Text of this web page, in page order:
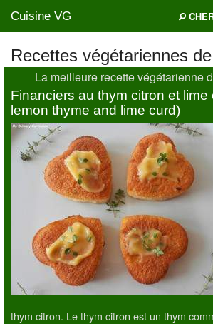
Cuisine VG
Mes blogs préférés
Recettes végétariennes
La meilleure recette végétarienne
Financiers au thym citron et lime
lemon thyme and lime curd)
thym citron. Le thym citron est un thym